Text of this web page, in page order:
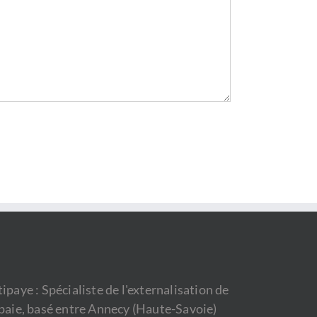
: Spécialiste de l'externalisation de
basé entre Annecy (Haute-Savoie)